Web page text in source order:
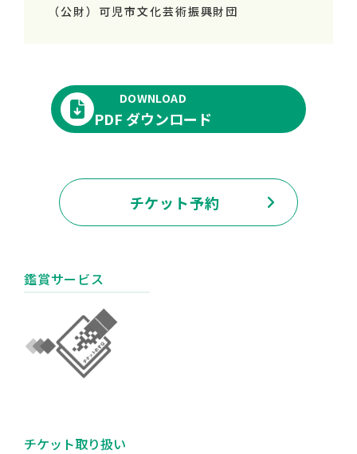
（公財）可児市文化芸術振興財団
DOWNLOAD
PDF ダウンロード
チケット予約
鑑賞サービス
チケット取り扱い